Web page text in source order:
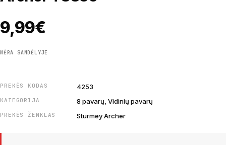
9,99€
NĖRA SANDĖLYJE
PREKĖS KODAS 4253
KATEGORIJA 8 pavarų, Vidinių pavarų
PREKĖS ŽENKLAS Sturmey Archer